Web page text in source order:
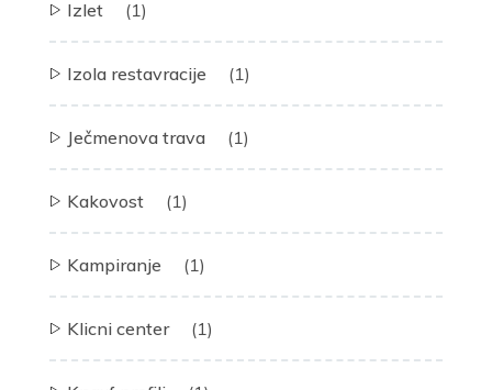
Izlet (1)
Izola restavracije (1)
Ječmenova trava (1)
Kakovost (1)
Kampiranje (1)
Klicni center (1)